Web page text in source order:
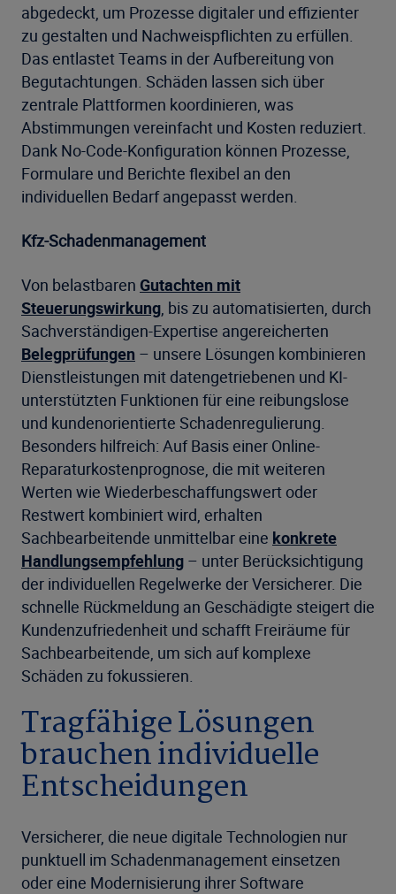
abgedeckt, um Prozesse digitaler und effizienter
zu gestalten und Nachweispflichten zu erfüllen.
Das entlastet Teams in der Aufbereitung von
Begutachtungen. Schäden lassen sich über
zentrale Plattformen koordinieren, was
Abstimmungen vereinfacht und Kosten reduziert.
Dank No-Code-Konfiguration können Prozesse,
Formulare und Berichte flexibel an den
individuellen Bedarf angepasst werden.
Kfz-Schadenmanagement
Von belastbaren Gutachten mit
Steuerungswirkung, bis zu automatisierten, durch
Sachverständigen-Expertise angereicherten
Belegprüfungen – unsere Lösungen kombinieren
Dienstleistungen mit datengetriebenen und KI-
unterstützten Funktionen für eine reibungslose
und kundenorientierte Schadenregulierung.
Besonders hilfreich: Auf Basis einer Online-
Reparaturkostenprognose, die mit weiteren
Werten wie Wiederbeschaffungswert oder
Restwert kombiniert wird, erhalten
Sachbearbeitende unmittelbar eine konkrete
Handlungsempfehlung – unter Berücksichtigung
der individuellen Regelwerke der Versicherer. Die
schnelle Rückmeldung an Geschädigte steigert die
Kundenzufriedenheit und schafft Freiräume für
Sachbearbeitende, um sich auf komplexe
Schäden zu fokussieren.
Tragfähige Lösungen
brauchen individuelle
Entscheidungen
Versicherer, die neue digitale Technologien nur
punktuell im Schadenmanagement einsetzen
oder eine Modernisierung ihrer Software